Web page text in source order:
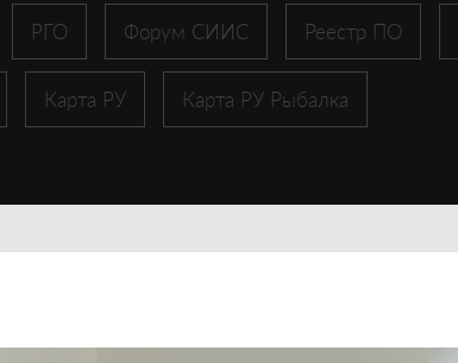
РГО Форум СИИС Реестр ПО
Карта РУ Карта РУ Рыбалка